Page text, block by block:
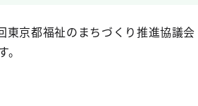
東京都福祉のまちづくり推進協議